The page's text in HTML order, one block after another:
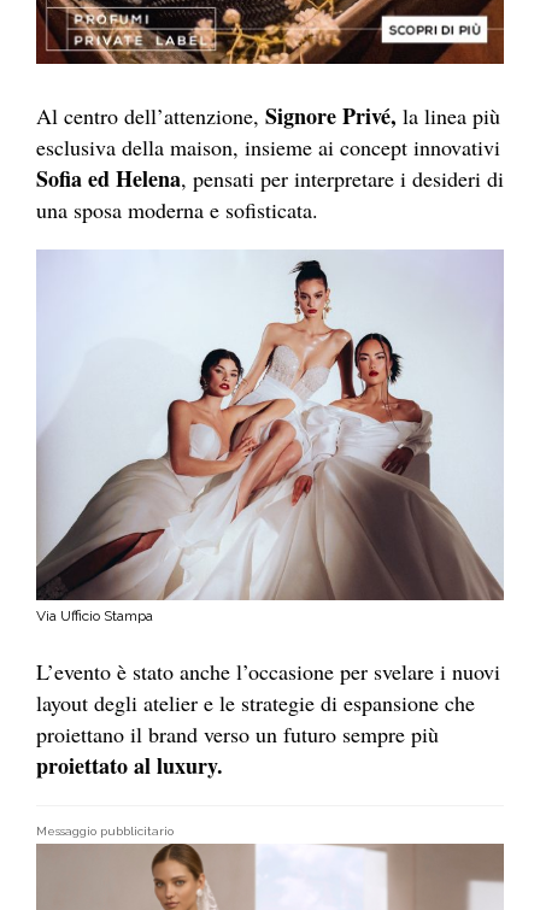
Al centro dell’attenzione, Signore Privé, la linea più
esclusiva della maison, insieme ai concept innovativi
Sofia ed Helena, pensati per interpretare i desideri di
una sposa moderna e sofisticata.
Via Ufficio Stampa
L’evento è stato anche l’occasione per svelare i nuovi
layout degli atelier e le strategie di espansione che
proiettano il brand verso un futuro sempre più
proiettato al luxury.
Messaggio pubblicitario